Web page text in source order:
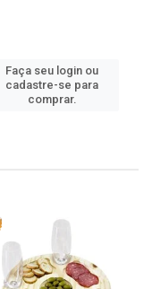
Faça seu login ou
cadastre-se para
comprar.